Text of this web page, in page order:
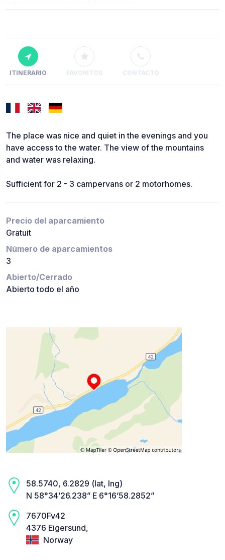
ITINERARIO FAVORITOS CONTACTO
The place was nice and quiet in the evenings and you
have access to the water. The view of the mountains
and water was relaxing.
Sufficient for 2 - 3 campervans or 2 motorhomes.
Precio del aparcamiento
Gratuit
Número de aparcamientos
3
Abierto/Cerrado
Abierto todo el año
58.5740, 6.2829 (lat, lng)
N 58°34’26.238” E 6°16’58.2852”
7670Fv42
4376 Eigersund,
Norway